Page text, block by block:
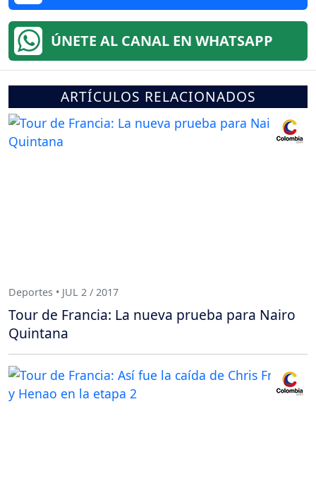
ÚNETE AL CANAL EN WHATSAPP
ARTÍCULOS RELACIONADOS
Deportes • JUL 2 / 2017
Tour de Francia: La nueva prueba para Nairo
Quintana